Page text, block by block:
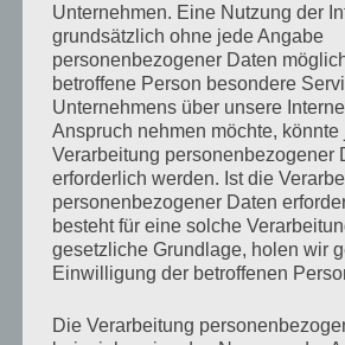
Teilnehmer:innen:
Prof. Dr. Daniela Grunow(FGZ-
Goethe-Universität Frankfurt)
Prof. Dr. Andreas Zick(FGZ-Standort
Universität Bielefeld)
Moderation: Dr. Heike List(FGZ-
Goethe-Universität Frankfurt)
Unternehmen. Eine Nutzung der
grundsätzlich ohne jede Angabe
personenbezogener Daten
betroffene Person besondere
Unternehmens über unsere
Anspruch nehmen möchte,
Verarbeitung personenbezogener
erforderlich werden. Ist die
personenbezogener Daten
besteht für eine solche
gesetzliche Grundlage, holen wir
Einwilligung der betroffenen
Die Verarbeitung